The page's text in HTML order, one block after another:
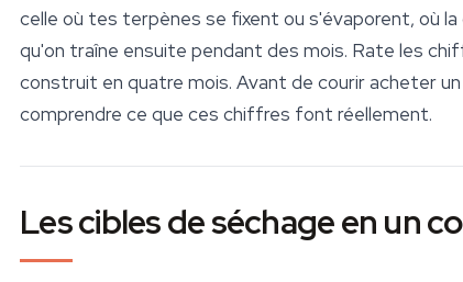
celle où tes terpènes se fixent ou s'évaporent, où
qu'on traîne ensuite pendant des mois. Rate les
construit en quatre mois. Avant de courir acheter
comprendre ce que ces chiffres font réellement.
Les cibles de séchage en un